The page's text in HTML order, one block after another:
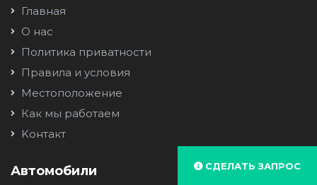
СДЕЛАТЬ ЗАПРОС
Главная
О нас
Политика приватности
Правила и условия
Местоположение
Как мы работаем
Kонтакт
Автомобили